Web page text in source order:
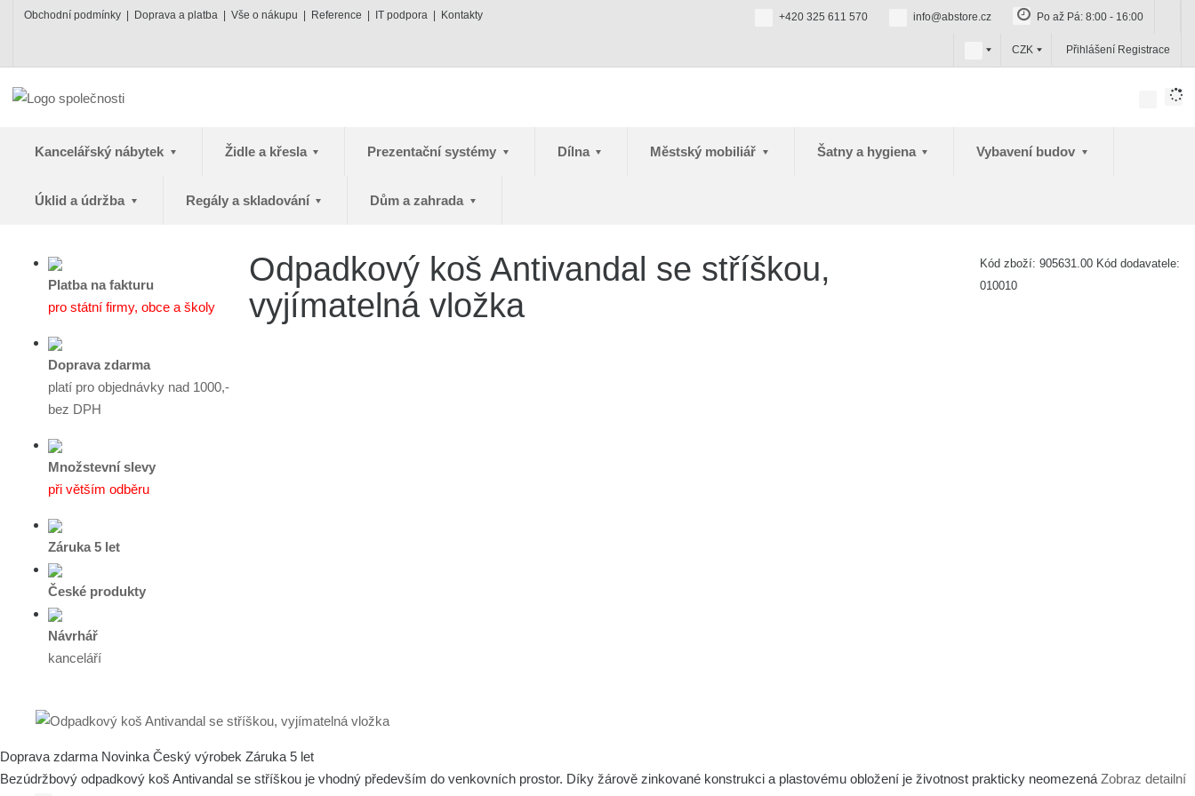
Obchodní podmínky Doprava a platba Vše o nákupu Reference IT podpora Kontakty +420 325 611 570 info@abstore.cz Po až Pá: 8:00 - 16:00
c
z
CZK Přihlášení Registrace
Kancelářský nábytek Židle a křesla Prezentační systémy Dílna Městský mobiliář Šatny a hygiena Vybavení budov
Úklid a údržba Regály a skladování Dům a zahrada
Platba na fakturu
pro státní firmy, obce a školy
Doprava zdarma
platí pro objednávky nad 1000,-
bez DPH
Množstevní slevy
při větším odběru
Záruka 5 let
České produkty
Návrhář
kanceláří
Odpadkový koš Antivandal se stříškou,
vyjímatelná vložka
Kód zboží: 905631.00 Kód dodavatele:
010010
Doprava zdarma Novinka Český výrobek Záruka 5 let
Bezúdržbový odpadkový koš Antivandal se stříškou je vhodný především do venkovních prostor. Díky žárově zinkované konstrukci a plastovému obložení je životnost prakticky neomezená Zobraz detailní